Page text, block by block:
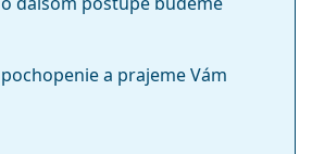
a prajeme Vám